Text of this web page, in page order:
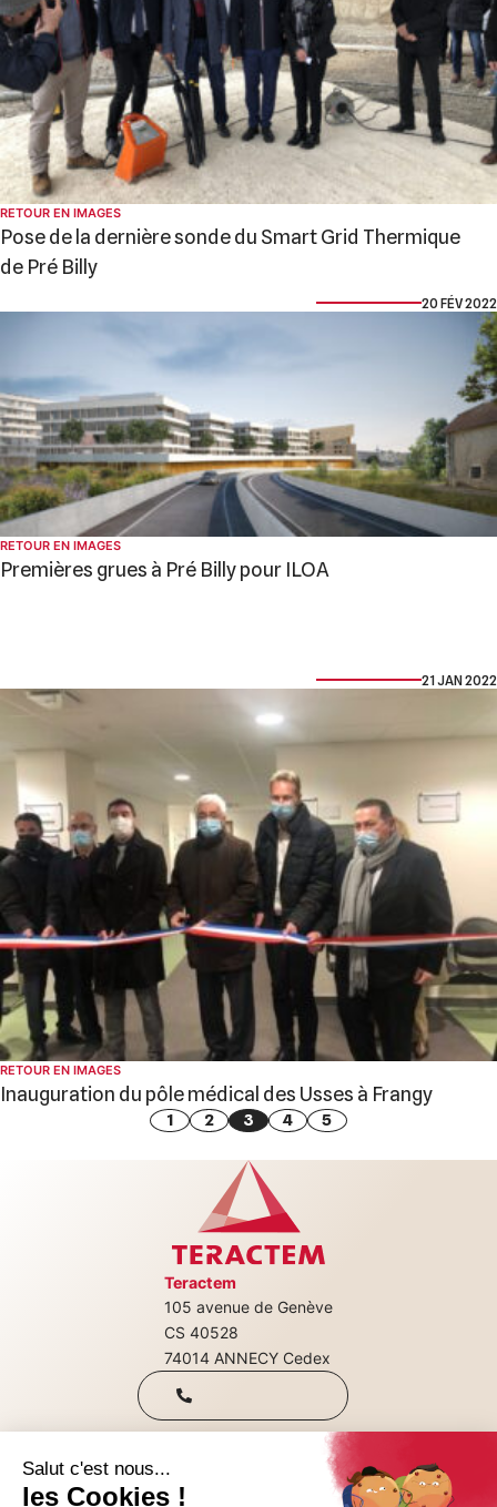
RETOUR EN IMAGES
Pose de la dernière sonde du Smart Grid Thermique
de Pré Billy
20 FÉV 2022
RETOUR EN IMAGES
Premières grues à Pré Billy pour ILOA
21 JAN 2022
RETOUR EN IMAGES
Inauguration du pôle médical des Usses à Frangy
Pagination
des
publications
1 2 3 4 5
Teractem
105 avenue de Genève
CS 40528
74014 ANNECY Cedex
+33(0)4 50 08
Qui sommes-nous